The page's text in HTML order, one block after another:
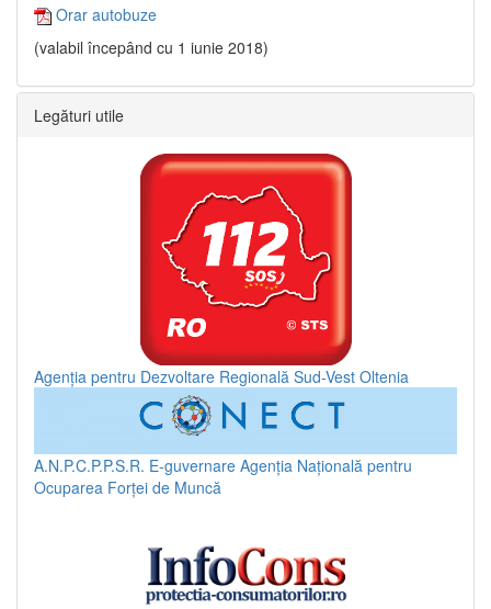
Orar autobuze
(valabil începând cu 1 iunie 2018)
Legături utile
Agenția pentru Dezvoltare Regională Sud-Vest Oltenia
A.N.P.C.P.P.S.R. E-guvernare Agenția Națională pentru
Ocuparea Forței de Muncă